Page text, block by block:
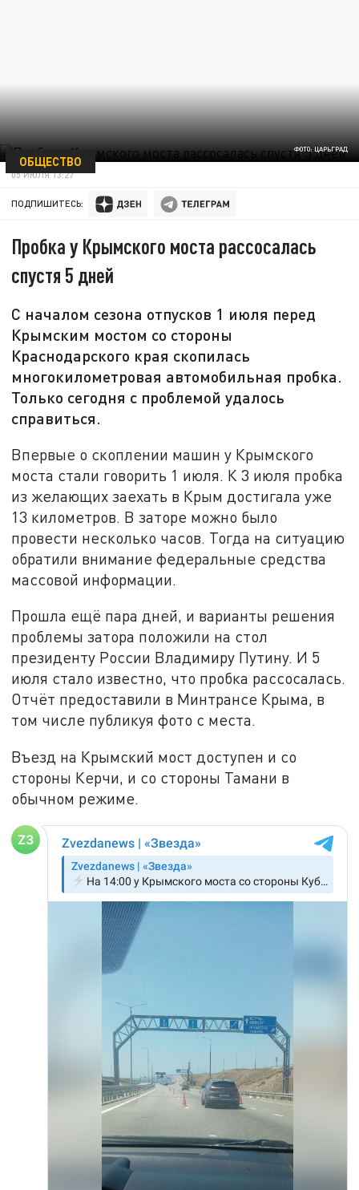
ФОТО: ЦАРЬГРАД
ОБЩЕСТВО
05 ИЮЛЯ 13:27
ПОДПИШИТЕСЬ:
Пробка у Крымского моста рассосалась
спустя 5 дней
С началом сезона отпусков 1 июля перед
Крымским мостом со стороны
Краснодарского края скопилась
многокилометровая автомобильная пробка.
Только сегодня с проблемой удалось
справиться.
Впервые о скоплении машин у Крымского
моста стали говорить 1 июля. К 3 июля пробка
из желающих заехать в Крым достигала уже
13 километров. В заторе можно было
провести несколько часов. Тогда на ситуацию
обратили внимание федеральные средства
массовой информации.
Прошла ещё пара дней, и варианты решения
проблемы затора положили на стол
президенту России Владимиру Путину. И 5
июля стало известно, что пробка рассосалась.
Отчёт предоставили в Минтрансе Крыма, в
том числе публикуя фото с места.
Въезд на Крымский мост доступен и со
стороны Керчи, и со стороны Тамани в
обычном режиме.